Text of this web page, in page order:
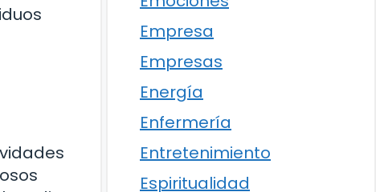
Empresa
Empresas
Energía
Enfermería
Entretenimiento
Espiritualidad